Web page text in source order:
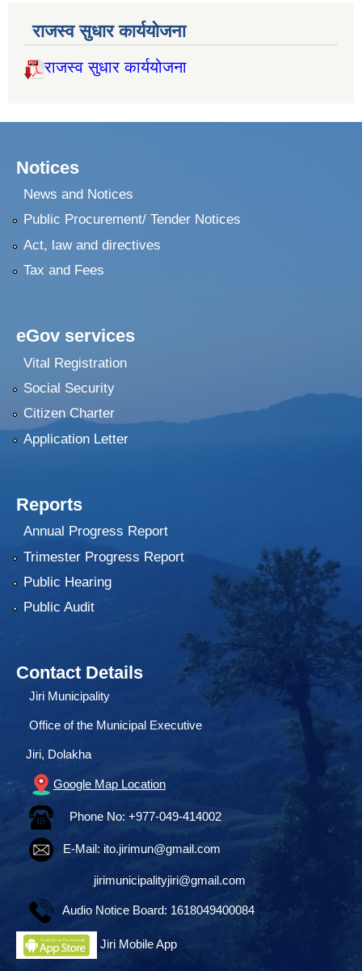
राजस्व सुधार कार्ययोजना
राजस्व सुधार कार्ययोजना
Notices
News and Notices
Public Procurement/ Tender Notices
Act, law and directives
Tax and Fees
eGov services
Vital Registration
Social Security
Citizen Charter
Application Letter
Reports
Annual Progress Report
Trimester Progress Report
Public Hearing
Public Audit
Contact Details
Jiri Municipality
Office of the Municipal Executive
Jiri, Dolakha
Google Map Location
Phone No: +977-049-414002
E-Mail: ito.jirimun@gmail.com
jirimunicipalityjiri@gmail.com
Audio Notice Board: 1618049400084
Jiri Mobile App